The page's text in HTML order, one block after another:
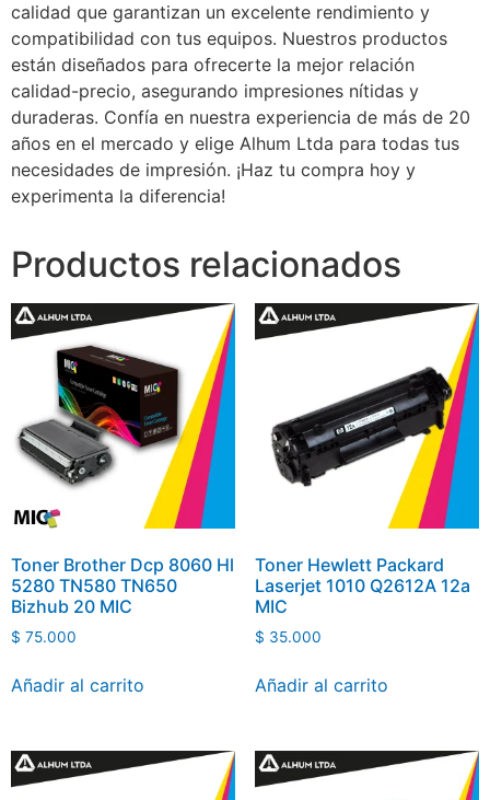
calidad que garantizan un excelente rendimiento y
compatibilidad con tus equipos. Nuestros productos
están diseñados para ofrecerte la mejor relación
calidad-precio, asegurando impresiones nítidas y
duraderas. Confía en nuestra experiencia de más de 20
años en el mercado y elige Alhum Ltda para todas tus
necesidades de impresión. ¡Haz tu compra hoy y
experimenta la diferencia!
Productos relacionados
Toner Brother Dcp 8060 Hl
5280 TN580 TN650
Bizhub 20 MIC
$ 75.000
Añadir al carrito
Toner Hewlett Packard
Laserjet 1010 Q2612A 12a
MIC
$ 35.000
Añadir al carrito